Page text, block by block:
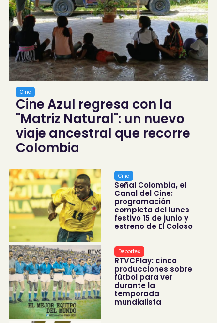
Cine
Cine Azul regresa con la
"Matriz Natural": un nuevo
viaje ancestral que recorre
Colombia
Cine
Señal Colombia, el
Canal del Cine:
programación
completa del lunes
festivo 15 de junio y
estreno de El Coloso
Deportes
RTVCPlay: cinco
producciones sobre
fútbol para ver
durante la
temporada
mundialista